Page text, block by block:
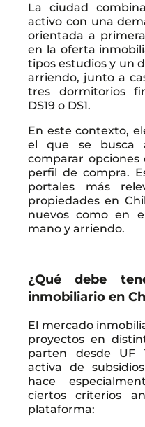
La ciudad
activo con una
orientada a
en la oferta
tipos estudios y un
arriendo, junto a
tres dormitorios
DS19 o DS1.
En este contexto,
el que se busca
comparar
perfil de compra.
portales más
propiedades en
nuevos como en
mano y arriendo.
¿Qué debe
inmobiliario en
El mercado
proyectos en
parten desde UF
activa de
hace
ciertos criterios
plataforma: